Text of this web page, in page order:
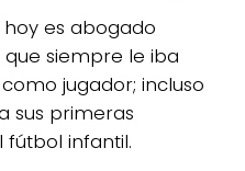
hoy es abogado
siempre le iba
jugador; incluso
sus primeras
fútbol infantil.